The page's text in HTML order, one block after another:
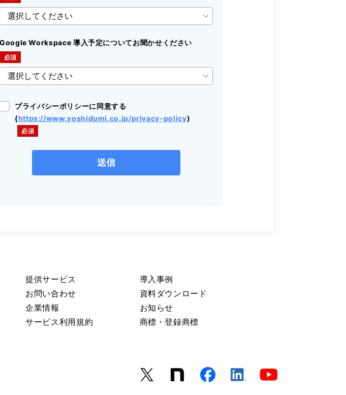
Google Workspace 導入予定についてお聞かせください
プライバシーポリシーに同意する
(https://www.yoshidumi.co.jp/privacy-policy)
提供サービス
導入事例
お問い合わせ
資料ダウンロード
企業情報
お知らせ
サービス利用規約 商標・登録商標